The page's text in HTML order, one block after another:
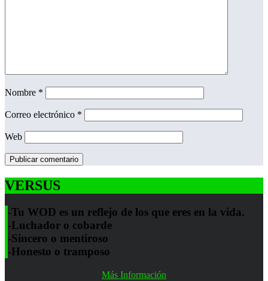
Nombre *
Correo electrónico *
Web
VERSUS
-Tu WOD es un reflejo de los que eres en la vida.
-Luchador o cobarde
-Sincero o mentiroso
-Honesto o tramposo
Más Información